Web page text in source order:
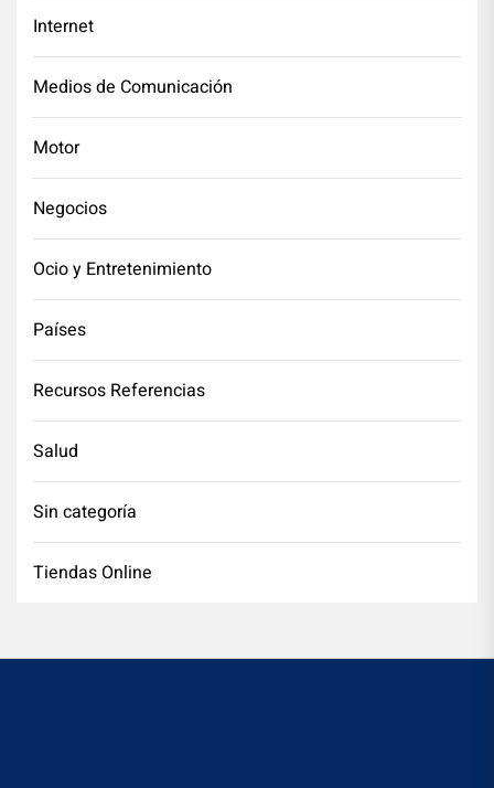
Internet
Medios de Comunicación
Motor
Negocios
Ocio y Entretenimiento
Países
Recursos Referencias
Salud
Sin categoría
Tiendas Online